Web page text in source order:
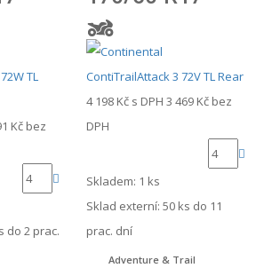
Kč bez
do 2 prac.
4 198 Kč s DPH 3 469 Kč bez
DPH
Skladem: 1 ks
Sklad externí: 50 ks do 11
prac. dní
Adventure & Trail